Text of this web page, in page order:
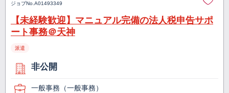
ジョブNo.A01493349
【未経験歓迎】マニュアル完備の法人税申告サポ
ート事務＠天神
派遣
非公開
一般事務（一般事務）